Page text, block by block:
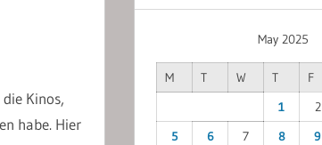
die Kinos,
habe. Hier
May 2025
M T W T F
1
2
5
6 7 8 9